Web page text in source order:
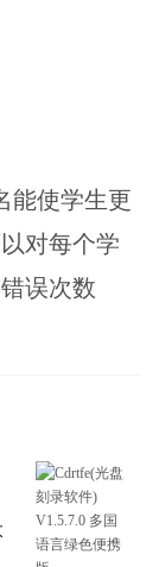
使学生更
对每个学
误次数
V2.3.2